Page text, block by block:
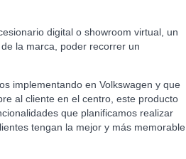
digital o showroom virtual, un
la marca, poder recorrer un
implementando en Volkswagen y que
al cliente en el centro, este producto
que planificamos realizar
tengan la mejor y más memorable